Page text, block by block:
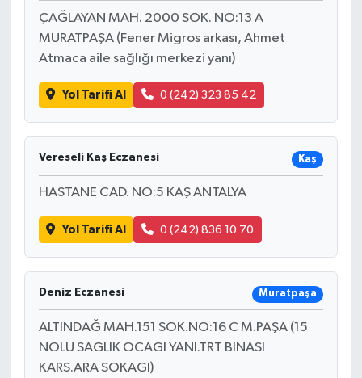
ÇAĞLAYAN MAH. 2000 SOK. NO:13 A
MURATPAŞA (Fener Migros arkası, Ahmet
Atmaca aile sağlığı merkezi yanı)
Yol Tarifi Al 0 (242) 323 85 42
Vereseli Kaş Eczanesi Kaş
HASTANE CAD. NO:5 KAŞ ANTALYA
Yol Tarifi Al 0 (242) 836 10 70
Deniz Eczanesi Muratpaşa
ALTINDAĞ MAH.151 SOK.NO:16 C M.PAŞA (15
NOLU SAGLIK OCAGI YANI.TRT BINASI
KARS.ARA SOKAGI)